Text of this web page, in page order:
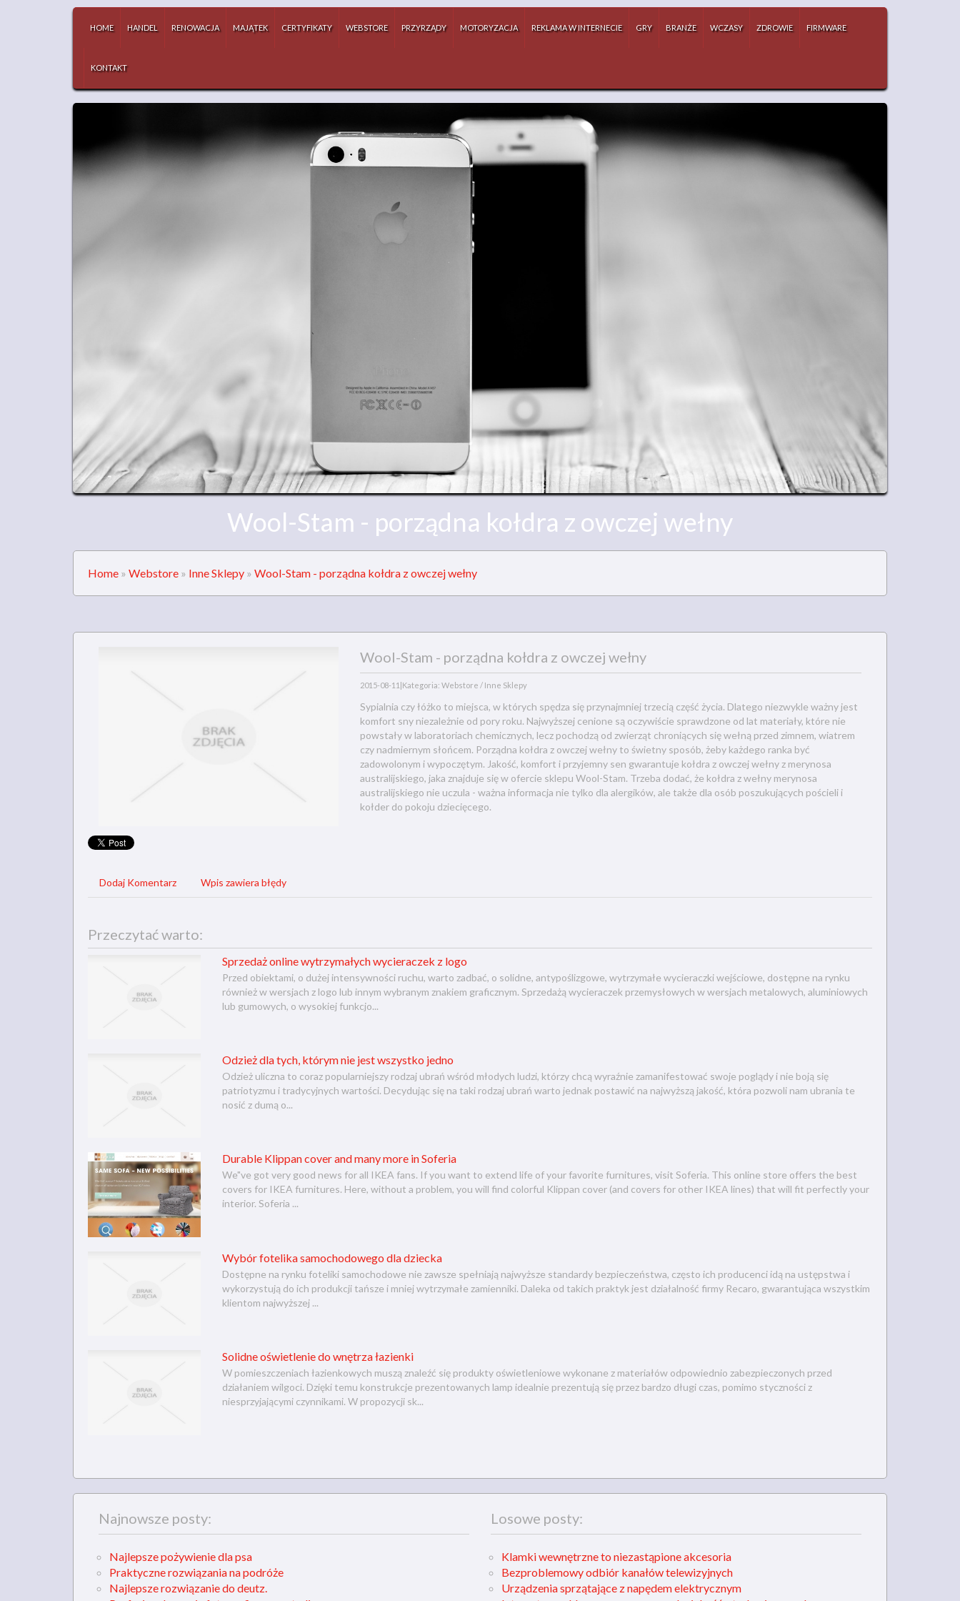
HOME HANDEL RENOWACJA MAJĄTEK CERTYFIKATY WEBSTORE PRZYRZĄDY MOTORYZACJA REKLAMA W INTERNECIE GRY BRANŻE WCZASY ZDROWIE FIRMWARE
KONTAKT
Wool-Stam - porządna kołdra z owczej wełny
Home » Webstore » Inne Sklepy » Wool-Stam - porządna kołdra z owczej wełny
Wool-Stam - porządna kołdra z owczej wełny
2015-08-11 |Kategoria: Webstore / Inne Sklepy
Sypialnia czy łóżko to miejsca, w których spędza się przynajmniej trzecią część życia. Dlatego niezwykle ważny jest
komfort sny niezależnie od pory roku. Najwyższej cenione są oczywiście sprawdzone od lat materiały, które nie
powstały w laboratoriach chemicznych, lecz pochodzą od zwierząt chroniących się wełną przed zimnem, wiatrem
czy nadmiernym słońcem. Porządna kołdra z owczej wełny to świetny sposób, żeby każdego ranka być
zadowolonym i wypoczętym. Jakość, komfort i przyjemny sen gwarantuje kołdra z owczej wełny z merynosa
australijskiego, jaka znajduje się w ofercie sklepu Wool-Stam. Trzeba dodać, że kołdra z wełny merynosa
australijskiego nie uczula - ważna informacja nie tylko dla alergików, ale także dla osób poszukujących pościeli i
kołder do pokoju dziecięcego.
Dodaj Komentarz Wpis zawiera błędy
Przeczytać warto:
Sprzedaż online wytrzymałych wycieraczek z logo
Przed obiektami, o dużej intensywności ruchu, warto zadbać, o solidne, antypoślizgowe, wytrzymałe wycieraczki wejściowe, dostępne na rynku
również w wersjach z logo lub innym wybranym znakiem graficznym. Sprzedażą wycieraczek przemysłowych w wersjach metalowych, aluminiowych
lub gumowych, o wysokiej funkcjo...
Odzież dla tych, którym nie jest wszystko jedno
Odzież uliczna to coraz popularniejszy rodzaj ubrań wśród młodych ludzi, którzy chcą wyraźnie zamanifestować swoje poglądy i nie boją się
patriotyzmu i tradycyjnych wartości. Decydując się na taki rodzaj ubrań warto jednak postawić na najwyższą jakość, która pozwoli nam ubrania te
nosić z dumą o...
Durable Klippan cover and many more in Soferia
We"ve got very good news for all IKEA fans. If you want to extend life of your favorite furnitures, visit Soferia. This online store offers the best
covers for IKEA furnitures. Here, without a problem, you will find colorful Klippan cover (and covers for other IKEA lines) that will fit perfectly your
interior. Soferia ...
Wybór fotelika samochodowego dla dziecka
Dostępne na rynku foteliki samochodowe nie zawsze spełniają najwyższe standardy bezpieczeństwa, często ich producenci idą na ustępstwa i
wykorzystują do ich produkcji tańsze i mniej wytrzymałe zamienniki. Daleka od takich praktyk jest działalność firmy Recaro, gwarantująca wszystkim
klientom najwyższej ...
Solidne oświetlenie do wnętrza łazienki
W pomieszczeniach łazienkowych muszą znaleźć się produkty oświetleniowe wykonane z materiałów odpowiednio zabezpieczonych przed
działaniem wilgoci. Dzięki temu konstrukcje prezentowanych lamp idealnie prezentują się przez bardzo długi czas, pomimo styczności z
niesprzyjającymi czynnikami. W propozycji sk...
Najnowsze posty:
Najlepsze pożywienie dla psa
Praktyczne rozwiązania na podróże
Najlepsze rozwiązanie do deutz.
Losowe posty:
Klamki wewnętrzne to niezastąpione akcesoria
Bezproblemowy odbiór kanałów telewizyjnych
Urządzenia sprzątające z napędem elektrycznym